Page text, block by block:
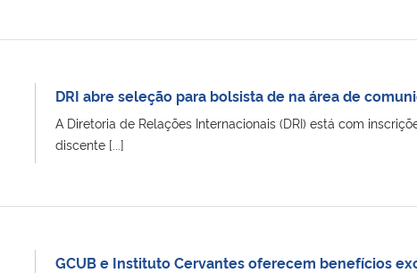
DRI abre seleção para bolsista de na área de
A Diretoria de Relações Internacionais (DRI) está com
discente [...]
GCUB e Instituto Cervantes oferecem benefícios